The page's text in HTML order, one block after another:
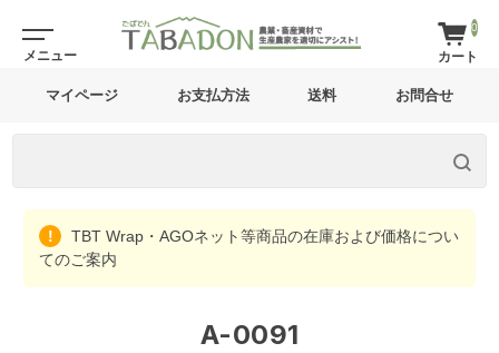
0
マイページ お支払方法 送料 お問合せ
TBT Wrap・AGOネット等商品の在庫および価格につい
てのご案内
A-0091